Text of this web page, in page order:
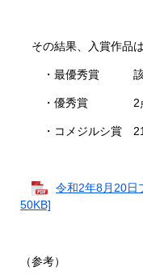
その結果、入賞作品
・最優秀賞 該
・優秀賞 2
・コメジルシ賞
令和2年8月20日
50KB]
（参考）